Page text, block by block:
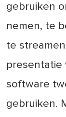
gebruiken
nemen, te
te
presentatie
software
gebruiken.